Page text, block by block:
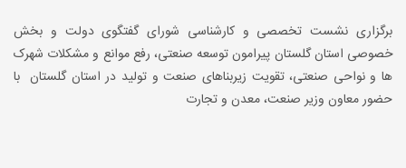
برگزاری نشست تخصصی و کارشناسی شورای گفتگوی دولت و بخش
خصوصی استان گلستان پیرامون توسعه صنعتی، رفع موانع و مشکلات شهرک
ها و نواحی صنعتی، تقویت زیربناهای صنعت و تولید در استان گلستان با
حضور معاون وزیر صنعت، معدن و تجارت